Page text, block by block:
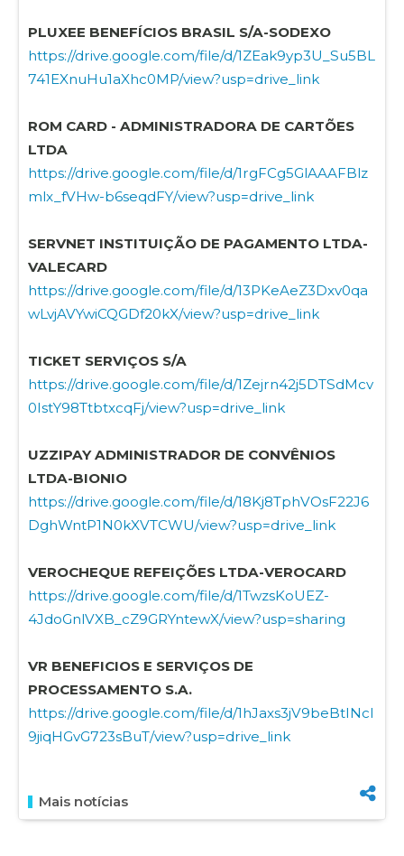
PLUXEE BENEFÍCIOS BRASIL S/A-SODEXO
https://drive.google.com/file/d/1ZEak9yp3U_Su5BL
741EXnuHu1aXhc0MP/view?usp=drive_link
ROM CARD - ADMINISTRADORA DE CARTÕES
LTDA
https://drive.google.com/file/d/1rgFCg5GlAAAFBlz
mlx_fVHw-b6seqdFY/view?usp=drive_link
SERVNET INSTITUIÇÃO DE PAGAMENTO LTDA-
VALECARD
https://drive.google.com/file/d/13PKeAeZ3Dxv0qa
wLvjAVYwiCQGDf20kX/view?usp=drive_link
TICKET SERVIÇOS S/A
https://drive.google.com/file/d/1Zejrn42j5DTSdMcv
0IstY98TtbtxcqFj/view?usp=drive_link
UZZIPAY ADMINISTRADOR DE CONVÊNIOS
LTDA-BIONIO
https://drive.google.com/file/d/18Kj8TphVOsF22J6
DghWntP1N0kXVTCWU/view?usp=drive_link
VEROCHEQUE REFEIÇÕES LTDA-VEROCARD
https://drive.google.com/file/d/1TwzsKoUEZ-
4JdoGnlVXB_cZ9GRYntewX/view?usp=sharing
VR BENEFICIOS E SERVIÇOS DE
PROCESSAMENTO S.A.
https://drive.google.com/file/d/1hJaxs3jV9beBtINcl
9jiqHGvG723sBuT/view?usp=drive_link
Mais notícias